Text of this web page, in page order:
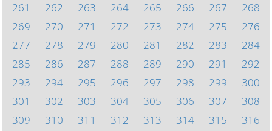
261
262 263 264 265 266 267
268
269
270 271 272 273 274 275
276
277
278 279 280 281 282 283
284
285
286 287 288 289 290 291
292
293
294 295 296 297 298 299
300
301
302 303 304 305 306 307
308
309
310 311 312 313 314 315
316